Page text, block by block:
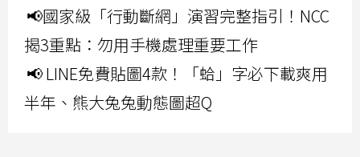
📢國家級「行動斷網」演習完整指引！NCC
揭3重點：勿用手機處理重要工作
📢 LINE免費貼圖4款！「蛤」字必下載爽用
半年、熊大兔兔動態圖超Q